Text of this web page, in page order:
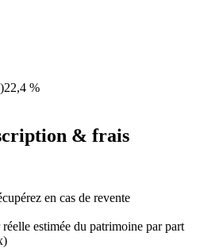
22,4 %
& frais
en cas de revente
estimée du patrimoine par part